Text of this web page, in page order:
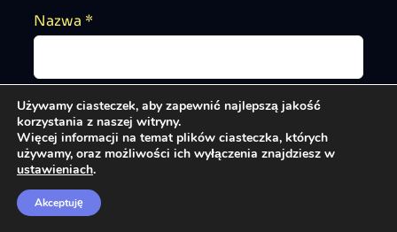
Nazwa *
Adres email*
Używamy ciasteczek, aby zapewnić najlepszą jakość
korzystania z naszej witryny.
Więcej informacji na temat plików ciasteczka, których
używamy, oraz możliwości ich wyłączenia znajdziesz w
ustawieniach.
Akceptuję